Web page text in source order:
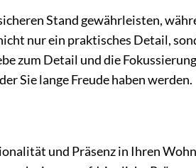
Stand gewährleisten,
nur ein praktisches Detail,
zum Detail und die
Sie lange Freude haben werden.
und Präsenz in Ihren